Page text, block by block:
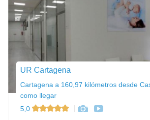
UR Cartagena
Cartagena a 160,97 kilómetros desde
como llegar
5,0